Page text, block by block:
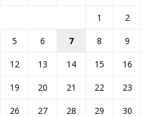
1
2
5 6 7 8
9
12 13 14 15
16
19 20 21 22
23
26 27 28 29
30